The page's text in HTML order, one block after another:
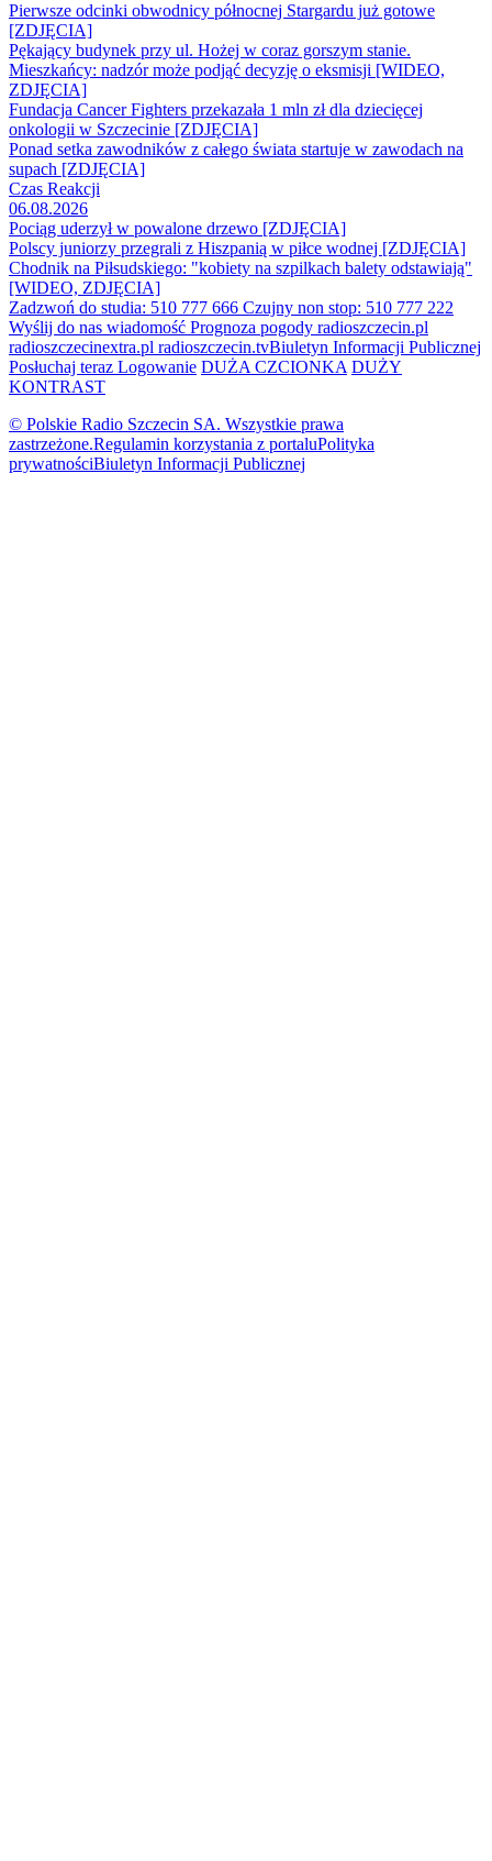
Pierwsze odcinki obwodnicy północnej Stargardu już gotowe
[ZDJĘCIA]
Pękający budynek przy ul. Hożej w coraz gorszym stanie.
Mieszkańcy: nadzór może podjąć decyzję o eksmisji [WIDEO,
ZDJĘCIA]
Fundacja Cancer Fighters przekazała 1 mln zł dla dziecięcej
onkologii w Szczecinie [ZDJĘCIA]
Ponad setka zawodników z całego świata startuje w zawodach na
supach [ZDJĘCIA]
Czas Reakcji
06.08.2026
Pociąg uderzył w powalone drzewo [ZDJĘCIA]
Polscy juniorzy przegrali z Hiszpanią w piłce wodnej [ZDJĘCIA]
Chodnik na Piłsudskiego: "kobiety na szpilkach balety odstawiają"
[WIDEO, ZDJĘCIA]
Zadzwoń do studia: 510 777 666 Czujny non stop: 510 777 222
Wyślij do nas wiadomość Prognoza pogody radioszczecin.pl
radioszczecinextra.pl radioszczecin.tvBiuletyn Informacji Publicznej
Posłuchaj teraz Logowanie DUŻA CZCIONKA DUŻY
KONTRAST
© Polskie Radio Szczecin SA. Wszystkie prawa
zastrzeżone.Regulamin korzystania z portaluPolityka
prywatnościBiuletyn Informacji Publicznej